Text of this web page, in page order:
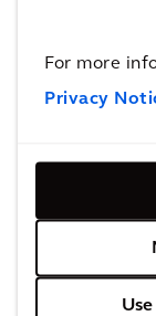
For more
Privacy
Via de
en
toegang tot
wegen en
de A100